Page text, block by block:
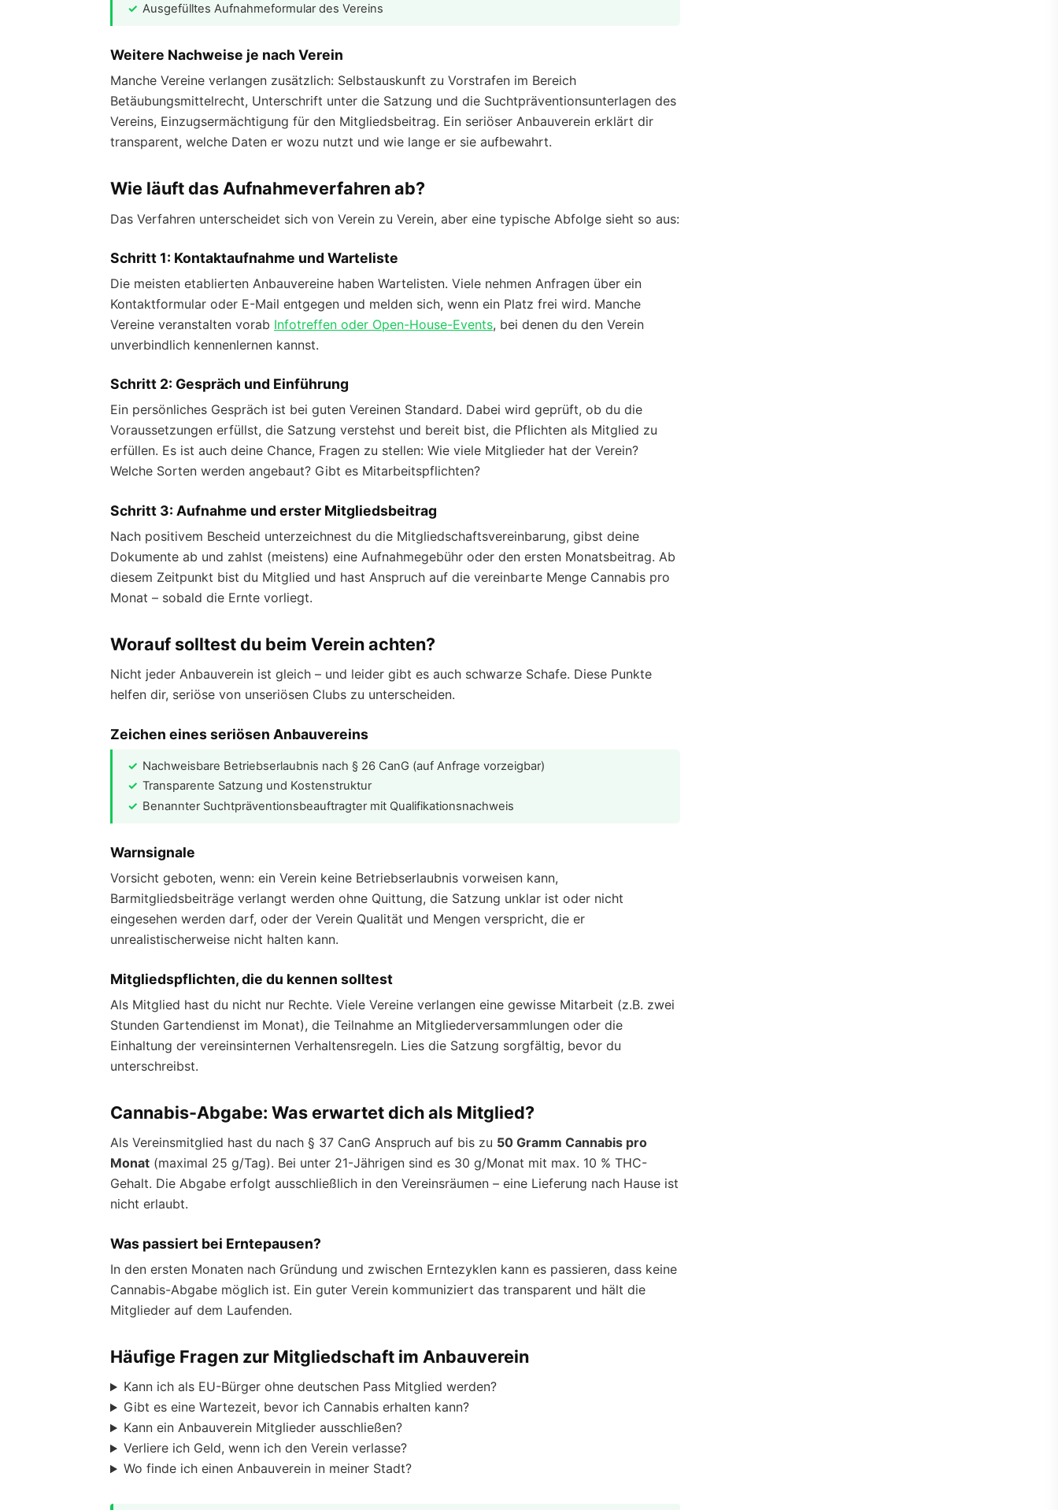
Ausgefülltes Aufnahmeformular des Vereins
Weitere Nachweise je nach Verein
Manche Vereine verlangen zusätzlich: Selbstauskunft zu Vorstrafen im Bereich
Betäubungsmittelrecht, Unterschrift unter die Satzung und die Suchtpräventionsunterlagen des
Vereins, Einzugsermächtigung für den Mitgliedsbeitrag. Ein seriöser Anbauverein erklärt dir
transparent, welche Daten er wozu nutzt und wie lange er sie aufbewahrt.
Wie läuft das Aufnahmeverfahren ab?
Das Verfahren unterscheidet sich von Verein zu Verein, aber eine typische Abfolge sieht so aus:
Schritt 1: Kontaktaufnahme und Warteliste
Die meisten etablierten Anbauvereine haben Wartelisten. Viele nehmen Anfragen über ein
Kontaktformular oder E-Mail entgegen und melden sich, wenn ein Platz frei wird. Manche
Vereine veranstalten vorab Infotreffen oder Open-House-Events, bei denen du den Verein
unverbindlich kennenlernen kannst.
Schritt 2: Gespräch und Einführung
Ein persönliches Gespräch ist bei guten Vereinen Standard. Dabei wird geprüft, ob du die
Voraussetzungen erfüllst, die Satzung verstehst und bereit bist, die Pflichten als Mitglied zu
erfüllen. Es ist auch deine Chance, Fragen zu stellen: Wie viele Mitglieder hat der Verein?
Welche Sorten werden angebaut? Gibt es Mitarbeitspflichten?
Schritt 3: Aufnahme und erster Mitgliedsbeitrag
Nach positivem Bescheid unterzeichnest du die Mitgliedschaftsvereinbarung, gibst deine
Dokumente ab und zahlst (meistens) eine Aufnahmegebühr oder den ersten Monatsbeitrag. Ab
diesem Zeitpunkt bist du Mitglied und hast Anspruch auf die vereinbarte Menge Cannabis pro
Monat – sobald die Ernte vorliegt.
Worauf solltest du beim Verein achten?
Nicht jeder Anbauverein ist gleich – und leider gibt es auch schwarze Schafe. Diese Punkte
helfen dir, seriöse von unseriösen Clubs zu unterscheiden.
Zeichen eines seriösen Anbauvereins
Nachweisbare Betriebserlaubnis nach § 26 CanG (auf Anfrage vorzeigbar)
Transparente Satzung und Kostenstruktur
Benannter Suchtpräventionsbeauftragter mit Qualifikationsnachweis
Warnsignale
Vorsicht geboten, wenn: ein Verein keine Betriebserlaubnis vorweisen kann,
Barmitgliedsbeiträge verlangt werden ohne Quittung, die Satzung unklar ist oder nicht
eingesehen werden darf, oder der Verein Qualität und Mengen verspricht, die er
unrealistischerweise nicht halten kann.
Mitgliedspflichten, die du kennen solltest
Als Mitglied hast du nicht nur Rechte. Viele Vereine verlangen eine gewisse Mitarbeit (z.B. zwei
Stunden Gartendienst im Monat), die Teilnahme an Mitgliederversammlungen oder die
Einhaltung der vereinsinternen Verhaltensregeln. Lies die Satzung sorgfältig, bevor du
unterschreibst.
Cannabis-Abgabe: Was erwartet dich als Mitglied?
Als Vereinsmitglied hast du nach § 37 CanG Anspruch auf bis zu 50 Gramm Cannabis pro
Monat (maximal 25 g/Tag). Bei unter 21-Jährigen sind es 30 g/Monat mit max. 10 % THC-
Gehalt. Die Abgabe erfolgt ausschließlich in den Vereinsräumen – eine Lieferung nach Hause ist
nicht erlaubt.
Was passiert bei Erntepausen?
In den ersten Monaten nach Gründung und zwischen Erntezyklen kann es passieren, dass keine
Cannabis-Abgabe möglich ist. Ein guter Verein kommuniziert das transparent und hält die
Mitglieder auf dem Laufenden.
Häufige Fragen zur Mitgliedschaft im Anbauverein
Kann ich als EU-Bürger ohne deutschen Pass Mitglied werden?
Gibt es eine Wartezeit, bevor ich Cannabis erhalten kann?
Kann ein Anbauverein Mitglieder ausschließen?
Verliere ich Geld, wenn ich den Verein verlasse?
Wo finde ich einen Anbauverein in meiner Stadt?